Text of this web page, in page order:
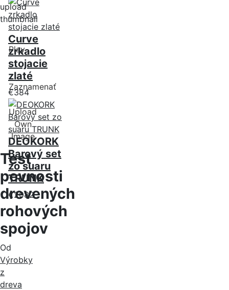
upload
thumbnail
Play
Zaznamenať
Upload
Own
Image
Test
pevnosti
drevených
rohových
spojov
Od
Výrobky
z
dreva
Curve
zrkadlo
stojacie
zlaté
€384
DEOKORK
Barový set
zo suaru
TRUNK
€2082